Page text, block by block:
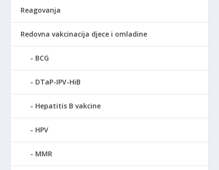
Reagovanja
Redovna vakcinacija djece i omladine
BCG
DTaP-IPV-HiB
Hepatitis B vakcine
HPV
MMR